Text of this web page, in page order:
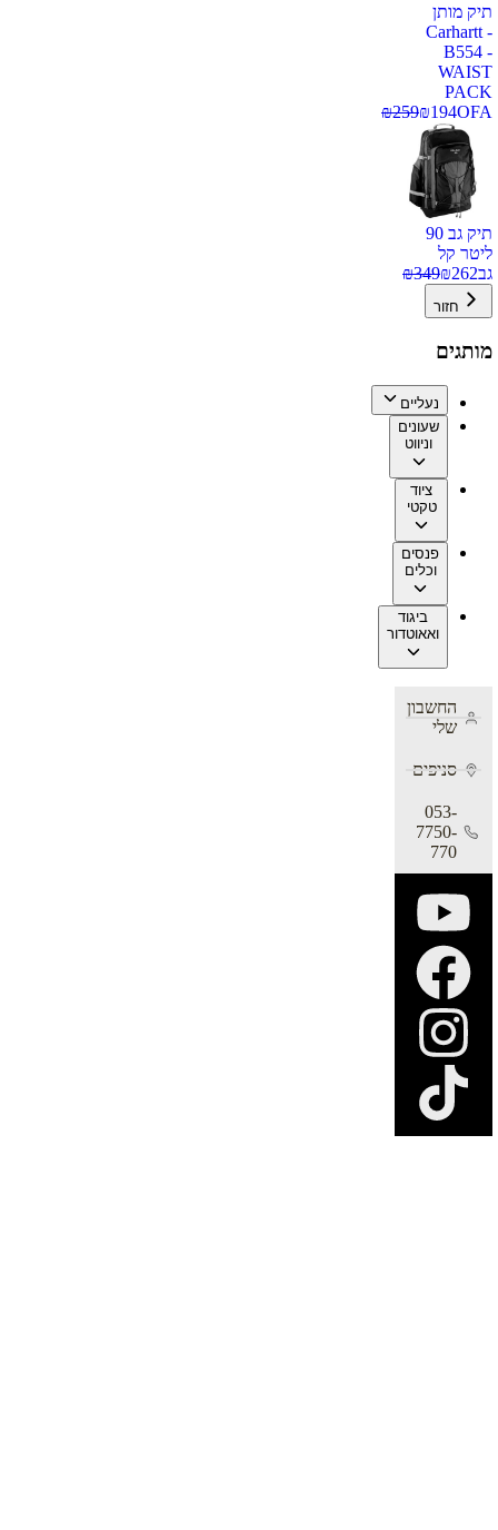
תיק מותן
Carhartt -
B554 -
WAIST
PACK
OFA
₪194
₪259
תיק גב 90
ליטר קל
גב
₪262
₪349
חזור
מותגים
נעליים
שעונים
וניווט
ציוד
טקטי
פנסים
וכלים
ביגוד
ואאוטדור
החשבון
שלי
סניפים
053-
7750-
770